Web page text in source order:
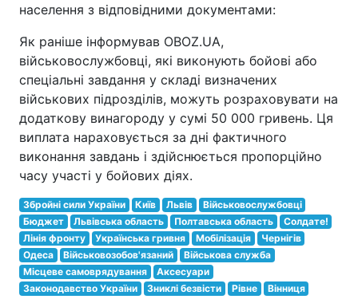
населення з відповідними документами:
Як раніше інформував OBOZ.UA,
військовослужбовці, які виконують бойові або
спеціальні завдання у складі визначених
військових підрозділів, можуть розраховувати на
додаткову винагороду у сумі 50 000 гривень. Ця
виплата нараховується за дні фактичного
виконання завдань і здійснюється пропорційно
часу участі у бойових діях.
Збройні сили України Київ Львів
Військовослужбовці
Бюджет
Львівська область Полтавська область
Солдате!
Лінія фронту
Українська гривня Мобілізація
Чернігів
Одеса
Військовозобов'язаний
Військова служба
Місцеве самоврядування
Аксесуари
Законодавство України
Зниклі безвісти Рівне Вінниця